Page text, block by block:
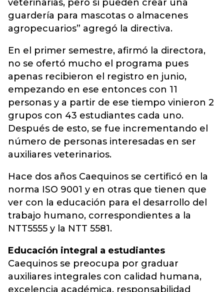
veterinarias, pero sí pueden crear una
guardería para mascotas o almacenes
agropecuarios” agregó la directiva.
En el primer semestre, afirmó la directora,
no se ofertó mucho el programa pues
apenas recibieron el registro en junio,
empezando en ese entonces con 11
personas y a partir de ese tiempo vinieron 2
grupos con 43 estudiantes cada uno.
Después de esto, se fue incrementando el
número de personas interesadas en ser
auxiliares veterinarios.
Hace dos años Caequinos se certificó en la
norma ISO 9001 y en otras que tienen que
ver con la educación para el desarrollo del
trabajo humano, correspondientes a la
NTT5555 y la NTT 5581.
Educación integral a estudiantes
Caequinos se preocupa por graduar
auxiliares integrales con calidad humana,
excelencia académica, responsabilidad